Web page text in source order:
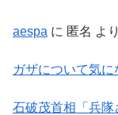
aespa に 匿名 より
ガザについて気
石破茂首相「兵